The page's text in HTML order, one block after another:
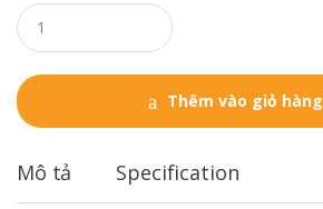
Q
u
a
t
i
Thêm vào giỏ hàng
Mô tả Specification